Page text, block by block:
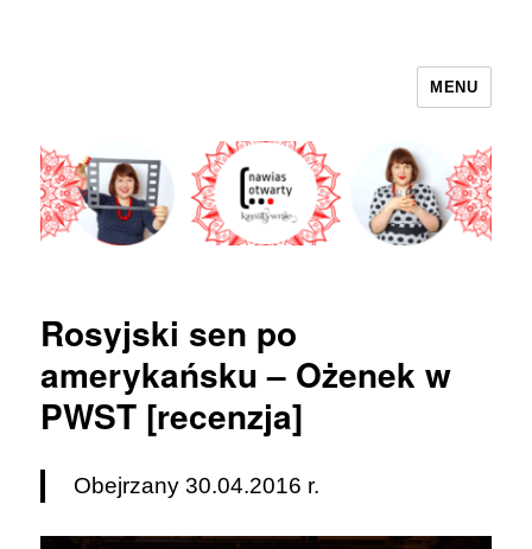
MENU
Rosyjski sen po
amerykańsku – Ożenek w
PWST [recenzja]
Obejrzany 30.04.2016 r.